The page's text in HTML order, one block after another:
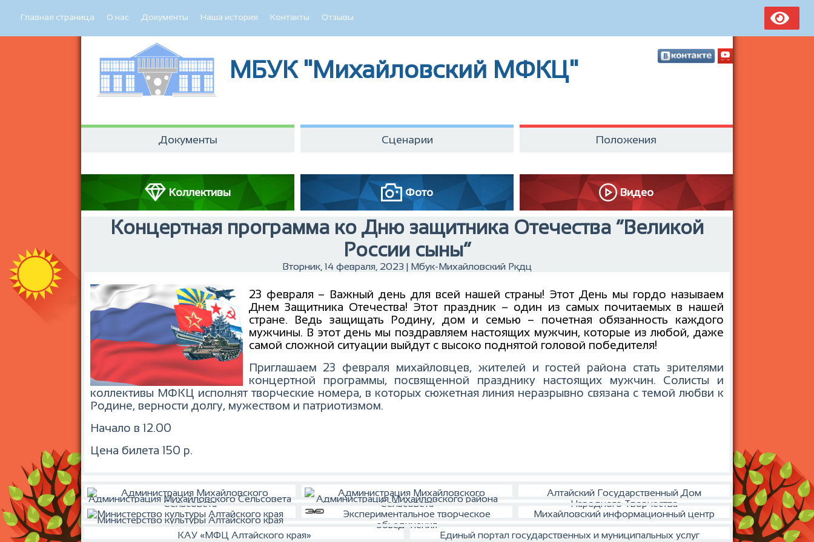
Главная страница О нас Документы Наша история Контакты Отзывы
МБУК "Михайловский МФКЦ"
Документы Сценарии Положения
Коллективы Фото Видео
Концертная программа ко Дню защитника Отечества “Великой
России сыны”
Вторник, 14 февраля, 2023 | Мбук-Михайловский Ркдц
23 февраля – Важный день для всей нашей страны! Этот День мы гордо называем
Днем Защитника Отечества! Этот праздник – один из самых почитаемых в нашей
стране. Ведь защищать Родину, дом и семью – почетная обязанность каждого
мужчины. В этот день мы поздравляем настоящих мужчин, которые из любой, даже
самой сложной ситуации выйдут с высоко поднятой головой победителя!
Приглашаем 23 февраля михайловцев, жителей и гостей района стать зрителями
концертной программы, посвященной празднику настоящих мужчин.
Солисты и
коллективы МФКЦ исполнят творческие номера, в которых сюжетная линия неразрывно связана с темой любви к
Родине, верности долгу, мужеством и патриотизмом.
Начало в 12.00
Цена билета 150 р.
Администрация Михайловского Сельсовета Администрация Михайловского района
Алтайский Государственный Дом
Народного Творчества
Министерство культуры Алтайского края
Экспериментальное творческое
обьединения
Михайловский информационный центр
КАУ «МФЦ Алтайского края» Единый портал государственных и муниципальных услуг